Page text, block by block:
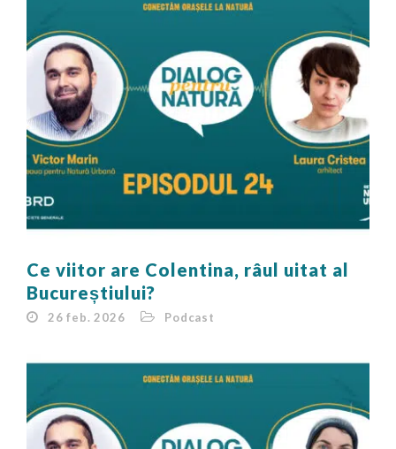
Ce viitor are Colentina, râul uitat al
Bucureștiului?
26 feb. 2026 Podcast